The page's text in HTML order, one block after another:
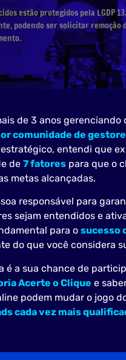
você autoriza que nossos
para agendar sua consultoria.
estão protegidos pela LGDP
podendo ser solicitar remoção
de 3 anos gerenciando
comunidade de
entendi que
de 7 fatores para que o
metas alcançadas.
responsável para
sejam entendidos e
para o sucesso
do que você considera
é a sua chance de
Acerte o Clique e
podem mudar o jogo
cada vez mais